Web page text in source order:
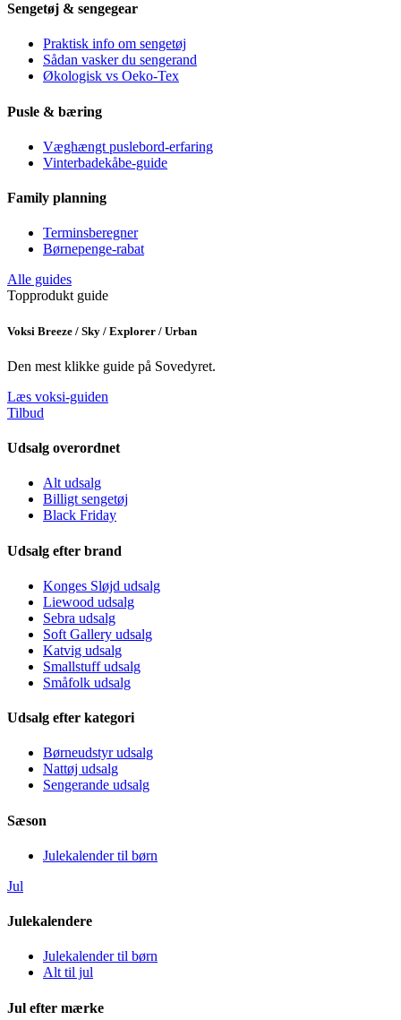
Sengetøj & sengegear
Praktisk info om sengetøj
Sådan vasker du sengerand
Økologisk vs Oeko-Tex
Pusle & bæring
Væghængt puslebord-erfaring
Vinterbadekåbe-guide
Family planning
Terminsberegner
Børnepenge-rabat
Alle guides
Topprodukt guide
Voksi Breeze / Sky / Explorer / Urban
Den mest klikke guide på Sovedyret.
Læs voksi-guiden
Tilbud
Udsalg overordnet
Alt udsalg
Billigt sengetøj
Black Friday
Udsalg efter brand
Konges Sløjd udsalg
Liewood udsalg
Sebra udsalg
Soft Gallery udsalg
Katvig udsalg
Smallstuff udsalg
Småfolk udsalg
Udsalg efter kategori
Børneudstyr udsalg
Nattøj udsalg
Sengerande udsalg
Sæson
Julekalender til børn
Jul
Julekalendere
Julekalender til børn
Alt til jul
Jul efter mærke